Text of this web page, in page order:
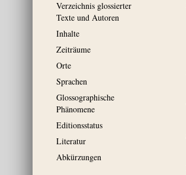
Verzeichnis glossierter
Texte und Autoren
Inhalte
Zeiträume
Orte
Sprachen
Glossographische
Phänomene
Editionsstatus
Literatur
Abkürzungen